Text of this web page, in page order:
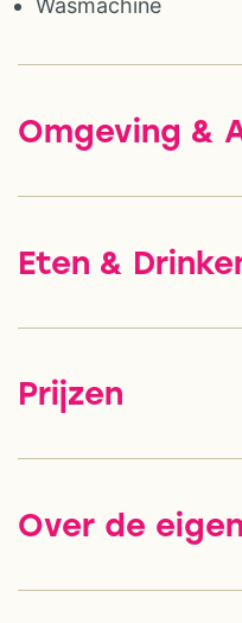
Omgeving &
Eten &
Prijzen
Over de